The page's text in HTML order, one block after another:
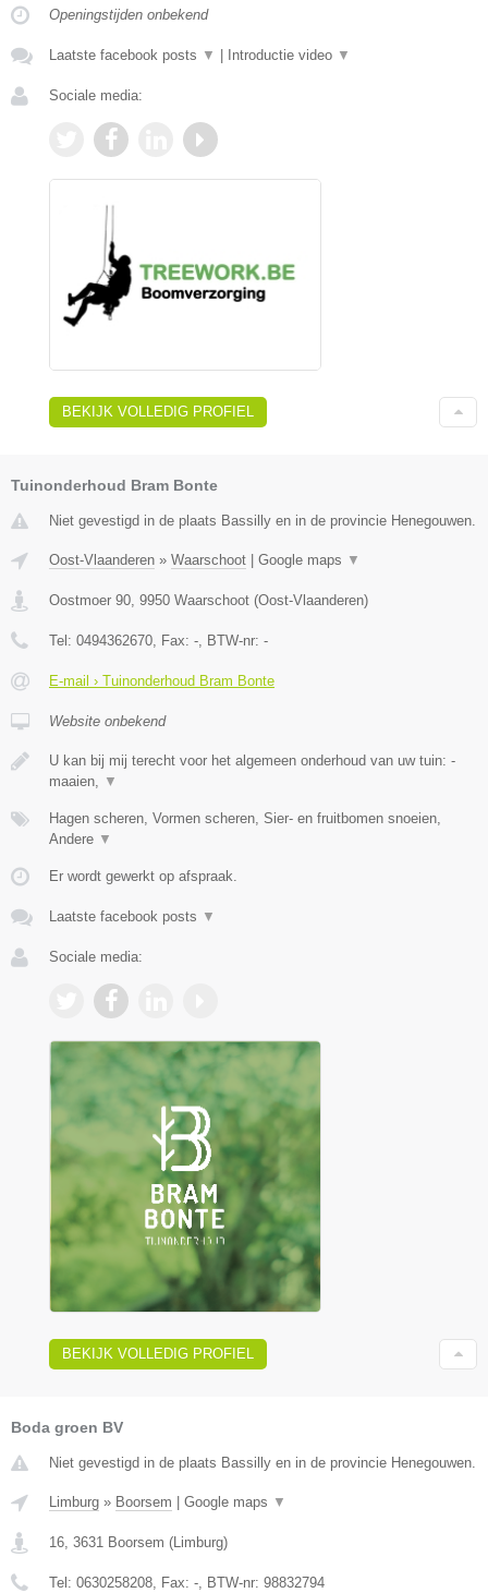
Openingstijden onbekend
Laatste facebook posts ▼ Introductie video ▼
Sociale media:
BEKIJK VOLLEDIG PROFIEL
Tuinonderhoud Bram Bonte
Niet gevestigd in de plaats Bassilly en in de provincie Henegouwen.
Oost-Vlaanderen » Waarschoot Google maps ▼
Oostmoer 90, 9950 Waarschoot (Oost-Vlaanderen)
Tel: 0494362670, Fax: -, BTW-nr: -
E-mail › Tuinonderhoud Bram Bonte
Website onbekend
U kan bij mij terecht voor het algemeen onderhoud van uw tuin: -
maaien, ▼
Hagen scheren, Vormen scheren, Sier- en fruitbomen snoeien,
Andere ▼
Er wordt gewerkt op afspraak.
Laatste facebook posts ▼
Sociale media:
BEKIJK VOLLEDIG PROFIEL
Boda groen BV
Niet gevestigd in de plaats Bassilly en in de provincie Henegouwen.
Limburg » Boorsem Google maps ▼
16, 3631 Boorsem (Limburg)
Tel: 0630258208, Fax: -, BTW-nr: 98832794